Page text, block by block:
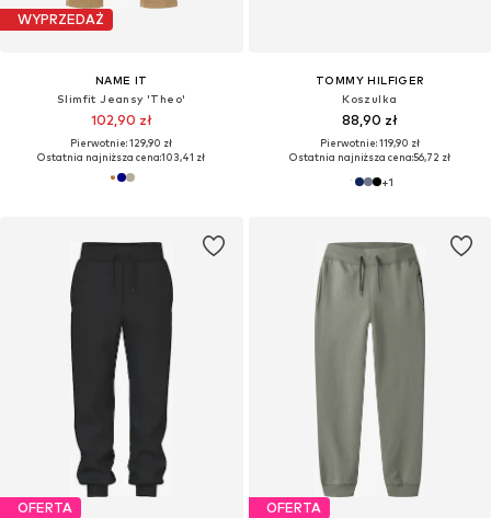
WYPRZEDAŻ
NAME IT
Slimfit Jeansy 'Theo'
102,90 zł
Pierwotnie: 129,90 zł
Ostatnia najniższa cena:103,41 zł
TOMMY HILFIGER
Koszulka
88,90 zł
Pierwotnie: 119,90 zł
Ostatnia najniższa cena:56,72 zł
+1
OFERTA OFERTA